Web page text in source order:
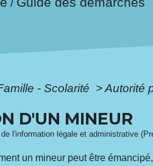
/
- Scolarité >Autorité
D'UN MINEUR
l'information légale et administrative
un mineur peut être